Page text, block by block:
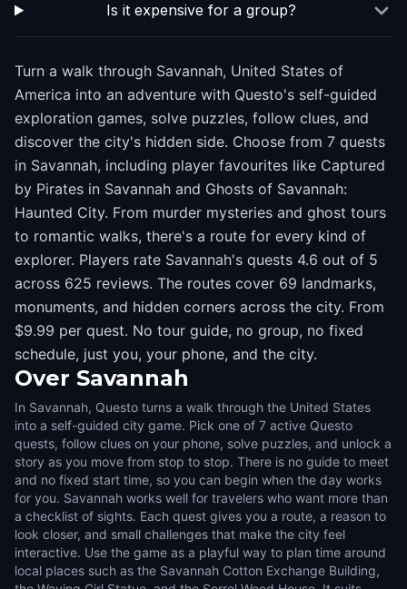
Is it expensive for a group?
Turn a walk through Savannah, United States of
America into an adventure with Questo's self-guided
exploration games, solve puzzles, follow clues, and
discover the city's hidden side. Choose from 7 quests
in Savannah, including player favourites like Captured
by Pirates in Savannah and Ghosts of Savannah:
Haunted City. From murder mysteries and ghost tours
to romantic walks, there's a route for every kind of
explorer. Players rate Savannah's quests 4.6 out of 5
across 625 reviews. The routes cover 69 landmarks,
monuments, and hidden corners across the city. From
$9.99 per quest. No tour guide, no group, no fixed
schedule, just you, your phone, and the city.
Over Savannah
In Savannah, Questo turns a walk through the United States
into a self-guided city game. Pick one of 7 active Questo
quests, follow clues on your phone, solve puzzles, and unlock a
story as you move from stop to stop. There is no guide to meet
and no fixed start time, so you can begin when the day works
for you. Savannah works well for travelers who want more than
a checklist of sights. Each quest gives you a route, a reason to
look closer, and small challenges that make the city feel
interactive. Use the game as a playful way to plan time around
local places such as the Savannah Cotton Exchange Building,